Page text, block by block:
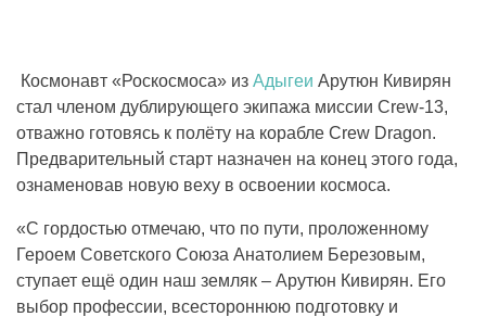
Космонавт «Роскосмоса» из Адыгеи Арутюн Кивирян
стал членом дублирующего экипажа миссии Crew-13,
отважно готовясь к полёту на корабле Crew Dragon.
Предварительный старт назначен на конец этого года,
ознаменовав новую веху в освоении космоса.
«С гордостью отмечаю, что по пути, проложенному
Героем Советского Союза Анатолием Березовым,
ступает ещё один наш земляк – Арутюн Кивирян. Его
выбор профессии, всестороннюю подготовку и